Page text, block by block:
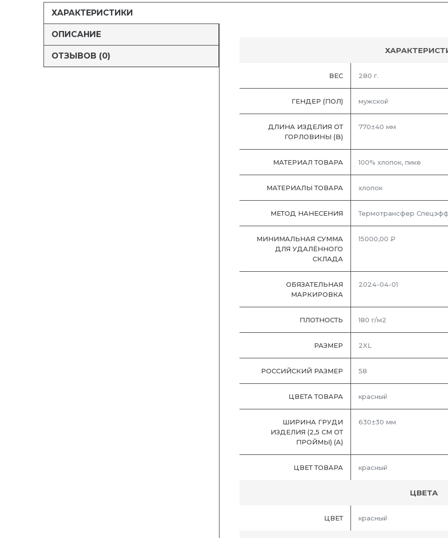
ХАРАКТЕРИСТИКИ
ОПИСАНИЕ
ОТЗЫВОВ (0)
ВЕС 280 г.
ГЕНДЕР (ПОЛ) мужской
ДЛИНА ИЗДЕЛИЯ ОТ
ГОРЛОВИНЫ (B)
770±40 мм
МАТЕРИАЛ ТОВАРА 100% хлопок, пике
МАТЕРИАЛЫ ТОВАРА хлопок
МЕТОД НАНЕСЕНИЯ Термотрансфер
МИНИМАЛЬНАЯ СУММА
ДЛЯ УДАЛЁННОГО
СКЛАДА
15000,00 ₽
ОБЯЗАТЕЛЬНАЯ
МАРКИРОВКА
2024-04-01
ПЛОТНОСТЬ 180 г/м2
РАЗМЕР 2XL
РОССИЙСКИЙ РАЗМЕР 58
ЦВЕТА ТОВАРА красный
ШИРИНА ГРУДИ
ИЗДЕЛИЯ (2,5 СМ ОТ
ПРОЙМЫ) (A)
630±30 мм
ЦВЕТ ТОВАРА красный
ЦВЕТА
ЦВЕТ красный